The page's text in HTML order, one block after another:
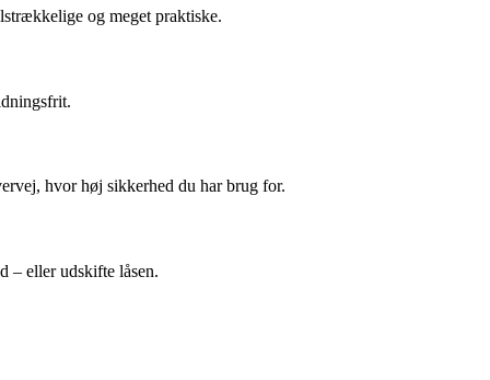
og meget praktiske.
hvor høj sikkerhed du har brug for.
– eller udskifte låsen.